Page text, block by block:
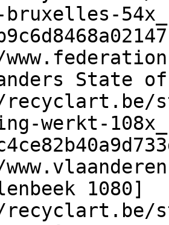
State
werkt-
1080]